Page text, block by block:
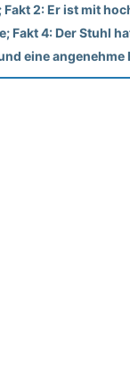
2: Er ist mit
Fakt 4: Der
eine